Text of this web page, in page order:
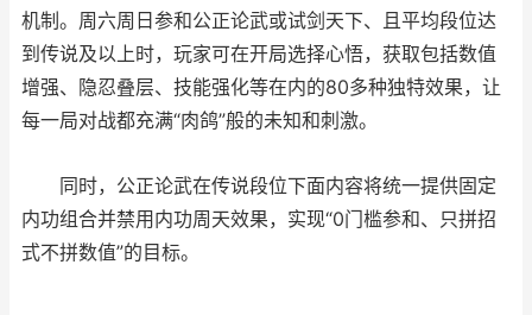
机制。周六周日参和公正论武或试剑天下、且平均段位达
到传说及以上时，玩家可在开局选择心悟，获取包括数值
增强、隐忍叠层、技能强化等在内的80多种独特效果，让
每一局对战都充满“肉鸽”般的未知和刺激。
同时，公正论武在传说段位下面内容将统一提供固定
内功组合并禁用内功周天效果，实现“0门槛参和、只拼招
式不拼数值”的目标。